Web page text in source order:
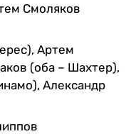
Смоляков
Артем
(оба – Шахтер),
Александр